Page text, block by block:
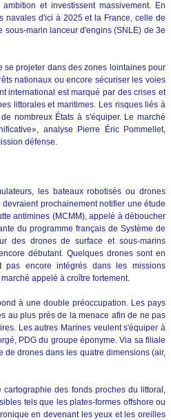
et investissent massivement. En
navales d'ici à 2025 et la France, celle de
sous-marin lanceur d'engins (SNLE) de 3e
se projeter dans des zones lointaines pour
nationaux ou encore sécuriser les voies
international est marqué par des crises et
littorales et maritimes. Les risques liés à
nombreux États à s'équiper. Le marché
analyse Pierre Éric Pommellet,
défense.
les bateaux robotisés ou drones
prochainement notifier une étude
antimines (MCMM), appelé à déboucher
du programme français de Système de
des drones de surface et sous-marins
débutant. Quelques drones sont en
encore intégrés dans les missions
appelé à croître fortement.
à une double préoccupation. Les pays
au plus près de la menace afin de ne pas
Les autres Marines veulent s'équiper à
PDG du groupe éponyme. Via sa filiale
de drones dans les quatre dimensions (air,
des fonds proches du littoral,
tels que les plates-formes offshore ou
en devenant les yeux et les oreilles